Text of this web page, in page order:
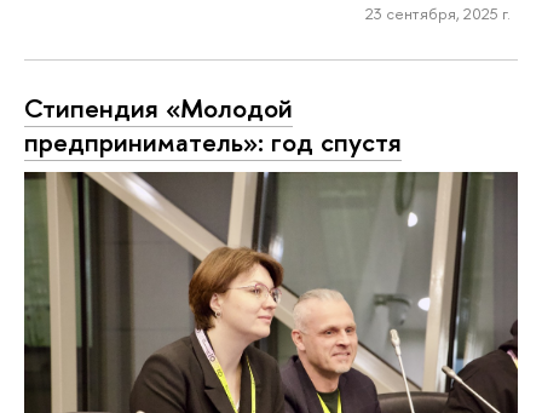
23 сентября, 2025 г.
Стипендия «Молодой
предприниматель»: год спустя